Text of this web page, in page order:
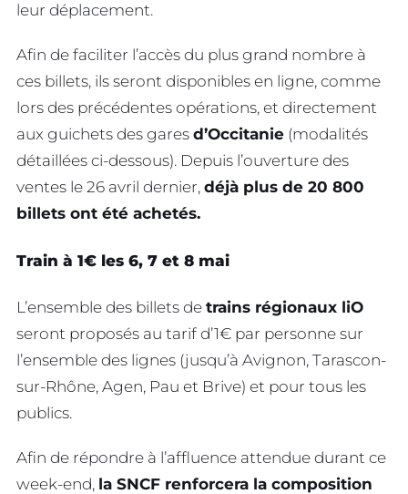
leur déplacement.
Afin de faciliter l’accès du plus grand nombre à
ces billets, ils seront disponibles en ligne, comme
lors des précédentes opérations, et directement
aux guichets des gares d’Occitanie (modalités
détaillées ci-dessous). Depuis l’ouverture des
ventes le 26 avril dernier, déjà plus de 20 800
billets ont été achetés.
Train à 1€ les 6, 7 et 8 mai
L’ensemble des billets de trains régionaux liO
seront proposés au tarif d’1€ par personne sur
l’ensemble des lignes (jusqu’à Avignon, Tarascon-
sur-Rhône, Agen, Pau et Brive) et pour tous les
publics.
Afin de répondre à l’affluence attendue durant ce
week-end, la SNCF renforcera la composition